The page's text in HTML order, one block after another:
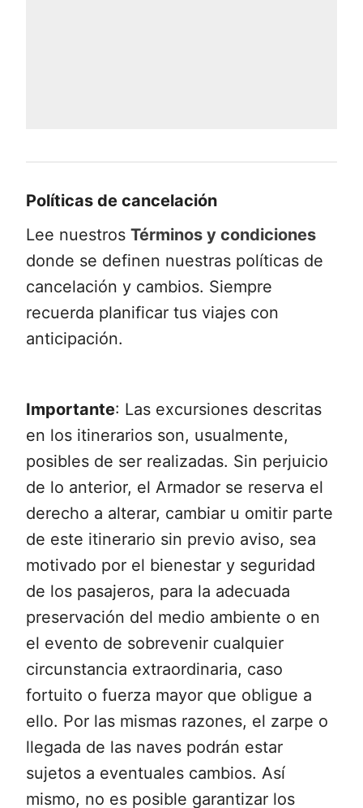
Políticas de cancelación
Lee nuestros Términos y condiciones
donde se definen nuestras políticas de
cancelación y cambios. Siempre
recuerda planificar tus viajes con
anticipación.
Importante: Las excursiones descritas
en los itinerarios son, usualmente,
posibles de ser realizadas. Sin perjuicio
de lo anterior, el Armador se reserva el
derecho a alterar, cambiar u omitir parte
de este itinerario sin previo aviso, sea
motivado por el bienestar y seguridad
de los pasajeros, para la adecuada
preservación del medio ambiente o en
el evento de sobrevenir cualquier
circunstancia extraordinaria, caso
fortuito o fuerza mayor que obligue a
ello. Por las mismas razones, el zarpe o
llegada de las naves podrán estar
sujetos a eventuales cambios. Así
mismo, no es posible garantizar los